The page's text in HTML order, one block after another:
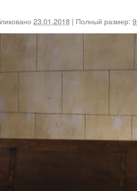
23.01.2018 | Полный размер: